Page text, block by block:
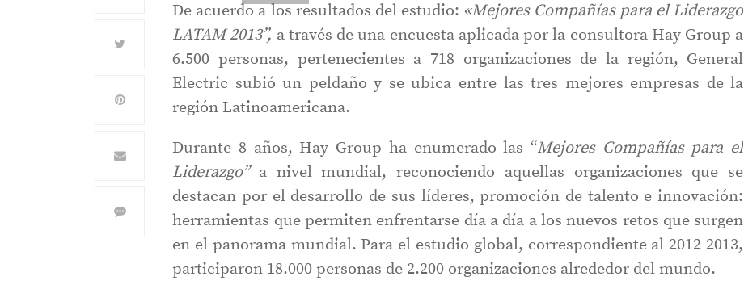
De acuerdo a los resultados del estudio: «Mejores Compañías para el Liderazgo
LATAM 2013”, a través de una encuesta aplicada por la consultora Hay Group a
6.500 personas, pertenecientes a 718 organizaciones de la región, General
Electric subió un peldaño y se ubica entre las tres mejores empresas de la
región Latinoamericana.
Durante 8 años, Hay Group ha enumerado las “Mejores Compañías para el
Liderazgo”a nivel mundial, reconociendo aquellas organizaciones que se
destacan por el desarrollo de sus líderes, promoción de talento e innovación:
herramientas que permiten enfrentarse día a día a los nuevos retos que surgen
en el panorama mundial. Para el estudio global, correspondiente al 2012-2013,
participaron 18.000 personas de 2.200 organizaciones alrededor del mundo.